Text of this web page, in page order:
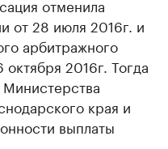
отменила
от 28 июля 2016г. и
арбитражного
2016г. Тогда
края и
выплаты